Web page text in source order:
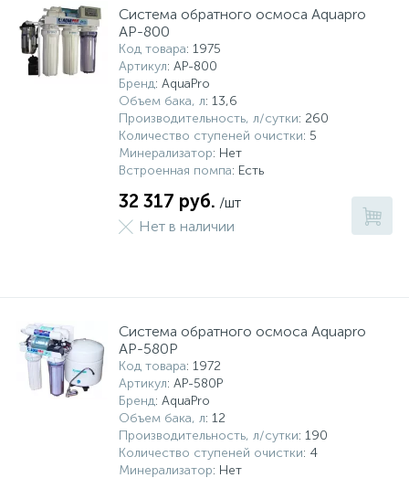
Система обратного осмоса Aquapro
AP-800
Код товара: 1975
Артикул: AP-800
Бренд: AquaPro
Объем бака, л: 13,6
Производительность, л/сутки: 260
Количество ступеней очистки: 5
Минерализатор: Нет
Встроенная помпа: Есть
32 317 руб. /шт
Нет в наличии
Система обратного осмоса Aquapro
AP-580P
Код товара: 1972
Артикул: AP-580P
Бренд: AquaPro
Объем бака, л: 12
Производительность, л/сутки: 190
Количество ступеней очистки: 4
Минерализатор: Нет